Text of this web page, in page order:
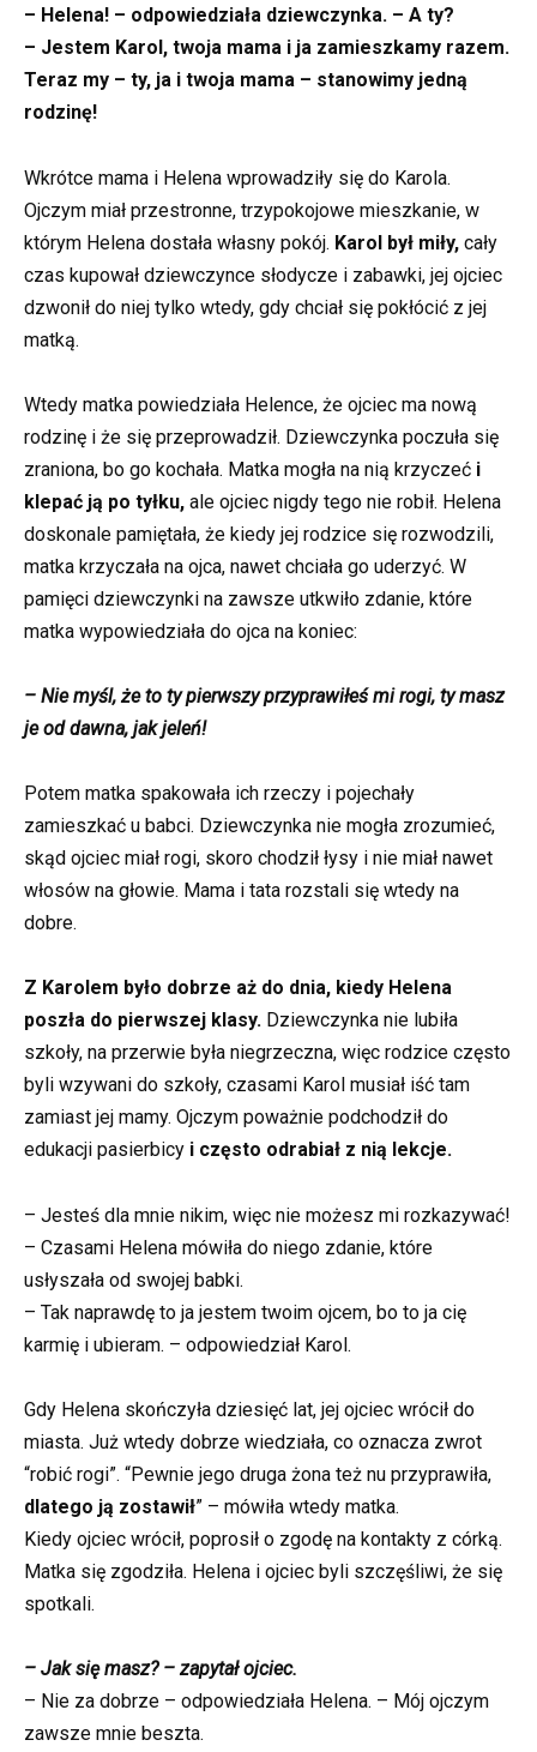
– Helena! – odpowiedziała dziewczynka. – A ty?
– Jestem Karol, twoja mama i ja zamieszkamy razem.
Teraz my – ty, ja i twoja mama – stanowimy jedną
rodzinę!
Wkrótce mama i Helena wprowadziły się do Karola.
Ojczym miał przestronne, trzypokojowe mieszkanie, w
którym Helena dostała własny pokój. Karol był miły, cały
czas kupował dziewczynce słodycze i zabawki, jej ojciec
dzwonił do niej tylko wtedy, gdy chciał się pokłócić z jej
matką.
Wtedy matka powiedziała Helence, że ojciec ma nową
rodzinę i że się przeprowadził. Dziewczynka poczuła się
zraniona, bo go kochała. Matka mogła na nią krzyczeć i
klepać ją po tyłku, ale ojciec nigdy tego nie robił. Helena
doskonale pamiętała, że kiedy jej rodzice się rozwodzili,
matka krzyczała na ojca, nawet chciała go uderzyć. W
pamięci dziewczynki na zawsze utkwiło zdanie, które
matka wypowiedziała do ojca na koniec:
– Nie myśl, że to ty pierwszy przyprawiłeś mi rogi, ty masz
je od dawna, jak jeleń!
Potem matka spakowała ich rzeczy i pojechały
zamieszkać u babci. Dziewczynka nie mogła zrozumieć,
skąd ojciec miał rogi, skoro chodził łysy i nie miał nawet
włosów na głowie. Mama i tata rozstali się wtedy na
dobre.
Z Karolem było dobrze aż do dnia, kiedy Helena
poszła do pierwszej klasy. Dziewczynka nie lubiła
szkoły, na przerwie była niegrzeczna, więc rodzice często
byli wzywani do szkoły, czasami Karol musiał iść tam
zamiast jej mamy. Ojczym poważnie podchodził do
edukacji pasierbicy i często odrabiał z nią lekcje.
– Jesteś dla mnie nikim, więc nie możesz mi rozkazywać!
– Czasami Helena mówiła do niego zdanie, które
usłyszała od swojej babki.
– Tak naprawdę to ja jestem twoim ojcem, bo to ja cię
karmię i ubieram. – odpowiedział Karol.
Gdy Helena skończyła dziesięć lat, jej ojciec wrócił do
miasta. Już wtedy dobrze wiedziała, co oznacza zwrot
“robić rogi”. “Pewnie jego druga żona też nu przyprawiła,
dlatego ją zostawił” – mówiła wtedy matka.
Kiedy ojciec wrócił, poprosił o zgodę na kontakty z córką.
Matka się zgodziła. Helena i ojciec byli szczęśliwi, że się
spotkali.
– Jak się masz? – zapytał ojciec.
– Nie za dobrze – odpowiedziała Helena. – Mój ojczym
zawsze mnie beszta.